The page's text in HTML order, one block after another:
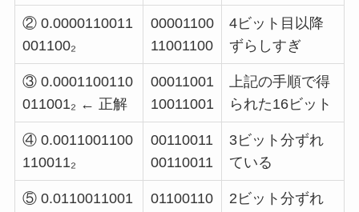
② 0.0000110011
001100₂
00001100
11001100
4ビット目以降
ずらしすぎ
③ 0.0001100110
011001₂ ← 正解
00011001
10011001
上記の手順で得
られた16ビット
④ 0.0011001100
110011₂
00110011
00110011
3ビット分ずれ
ている
⑤ 0.0110011001
01100110
2ビット分ずれ